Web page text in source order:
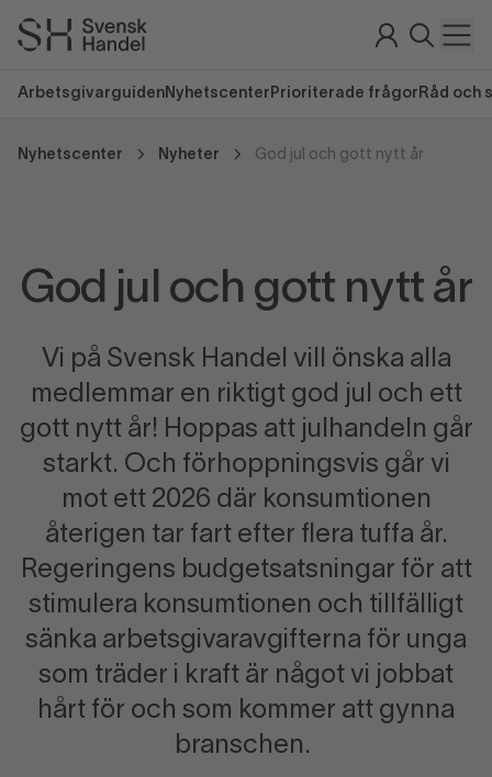
Arbetsgivarguiden Nyhetscenter Prioriterade frågor Råd och
Nyhetscenter Nyheter God jul och gott nytt år
God jul och gott nytt år
Vi på Svensk Handel vill önska alla
medlemmar en riktigt god jul och ett
gott nytt år! Hoppas att julhandeln går
starkt. Och förhoppningsvis går vi
mot ett 2026 där konsumtionen
återigen tar fart efter flera tuffa år.
Regeringens budgetsatsningar för att
stimulera konsumtionen och tillfälligt
sänka arbetsgivaravgifterna för unga
som träder i kraft är något vi jobbat
hårt för och som kommer att gynna
branschen.